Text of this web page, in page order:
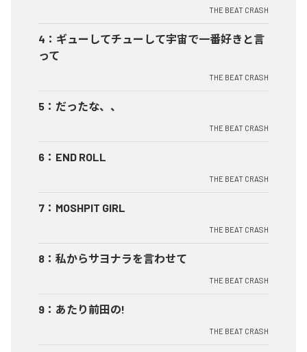
THE BEAT CRASH
4 ： ギューしてチューして宇宙で一番好きと言
って
THE BEAT CRASH
5 ： だったな、、
THE BEAT CRASH
6 ： END ROLL
THE BEAT CRASH
7 ： MOSHPIT GIRL
THE BEAT CRASH
8 ： 私からサヨナラを言わせて
THE BEAT CRASH
9 ： あたり前田の!
THE BEAT CRASH